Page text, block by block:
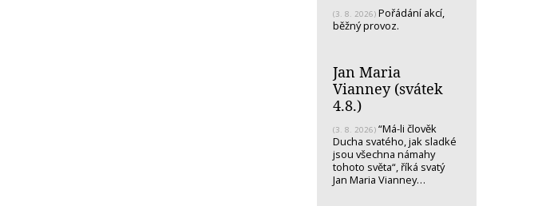
(3. 8. 2026) Pořádání akcí,
běžný provoz.
Jan Maria
Vianney (svátek
4.8.)
(3. 8. 2026) “Má-li člověk
Ducha svatého, jak sladké
jsou všechna námahy
tohoto světa“, říká svatý
Jan Maria Vianney…